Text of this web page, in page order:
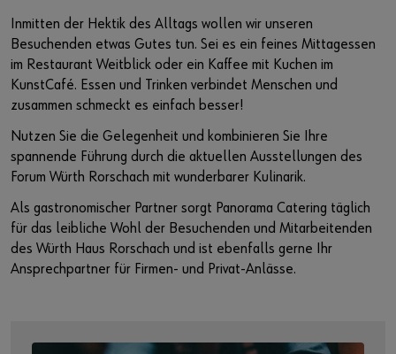
Film- und Fotoaufnahmen
Compliance
Mitgliedschaften
Kontakt
Kunstshop
Infocenter
Panorama Catering
Inmitten der Hektik des Alltags wollen wir unseren
Besuchenden etwas Gutes tun. Sei es ein feines Mittagessen
im Restaurant Weitblick oder ein Kaﬀee mit Kuchen im
KunstCafé. Essen und Trinken verbindet Menschen und
zusammen schmeckt es einfach besser!
Nutzen Sie die Gelegenheit und kombinieren Sie Ihre
spannende Führung durch die aktuellen Ausstellungen des
Forum Würth Rorschach mit wunderbarer Kulinarik.
Als gastronomischer Partner sorgt Panorama Catering täglich
für das leibliche Wohl der Besuchenden und Mitarbeitenden
des Würth Haus Rorschach und ist ebenfalls gerne Ihr
Ansprechpartner für Firmen- und Privat-Anlässe.